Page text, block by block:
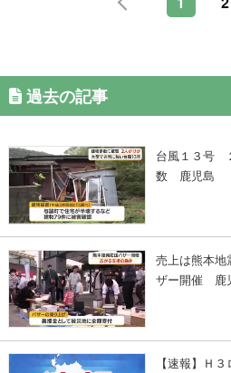
過去の記事
台風１３号
数 鹿児島
売上は熊本
ザー開催 鹿
【速報】Ｈ